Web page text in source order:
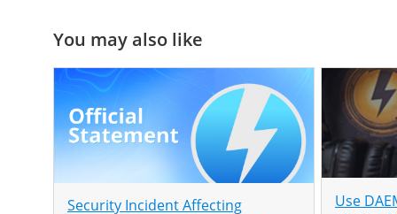
You may also like
Security Incident Affecting
Use